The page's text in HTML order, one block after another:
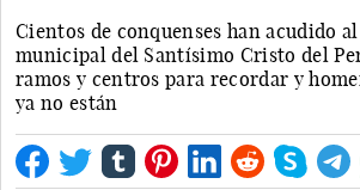
Cientos de conquenses han acudido
municipal del Santísimo Cristo del
ramos y centros para recordar y
ya no están